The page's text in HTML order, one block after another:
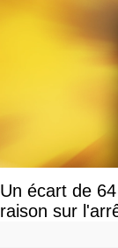
Un écart de
raison sur